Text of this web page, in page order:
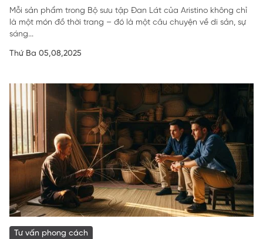
Mỗi sản phẩm trong Bộ sưu tập Đan Lát của Aristino không chỉ
là một món đồ thời trang – đó là một câu chuyện về di sản, sự
sáng...
Thứ Ba 05,08,2025
Tư vấn phong cách